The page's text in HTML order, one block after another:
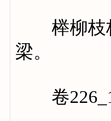
榉柳枝枝
梁。
卷